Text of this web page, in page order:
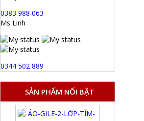
0383 988 063
Ms Linh
0344 502 889
SẢN PHẨM NỔI BẬT